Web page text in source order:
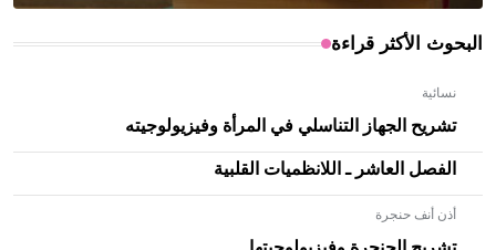
البحوث الأكثر قراءة
نسائية
تشريح الجهاز التناسلي في المرأة وفيزيولوجيته
الفصل العاشر ـ اللانظميات القلبية
أذن أنف حنجرة